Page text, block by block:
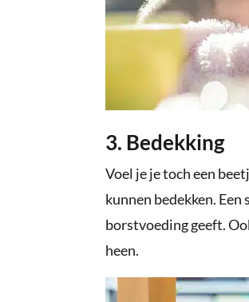
3. Bedekking
Voel je je toch een
kunnen bedekken.
borstvoeding geeft.
heen.